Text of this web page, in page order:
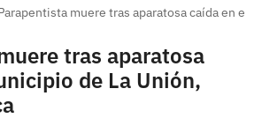
muere tras aparatosa caída en
tras aparatosa
de La Unión,